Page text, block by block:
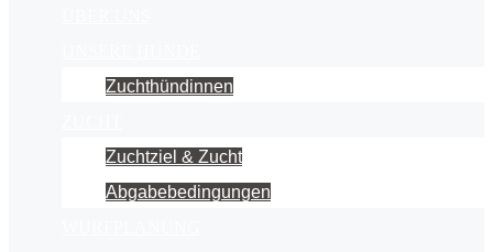
Zuchthündinnen
Zuchtziel & Zucht
Abgabebedingungen